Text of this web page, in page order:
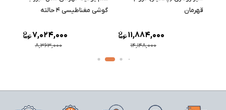
قهرمان
14,148,000
11,884,000
گوشی مغناطیسی ۴ حالته
8,363,000
7,024,000